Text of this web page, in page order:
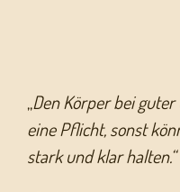
„Den Körper bei
eine Pflicht, sonst
stark und klar halten.“